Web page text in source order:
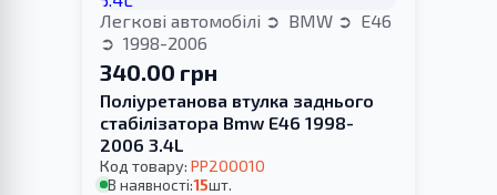
Легкові автомобілі BMW
E46
1998-2006
340.00 грн
Поліуретанова втулка заднього
стабілізатора Bmw E46 1998-
2006 3.4L
Код товару: PP200010
В наявності:15шт.